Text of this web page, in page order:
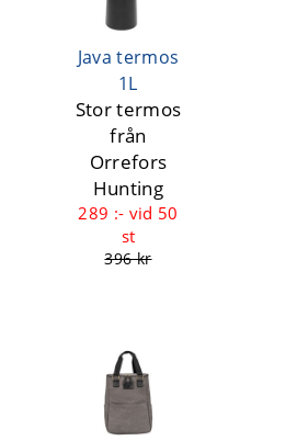
Java termos
1L
Stor termos
från
Orrefors
Hunting
289 :- vid 50
st
396 kr